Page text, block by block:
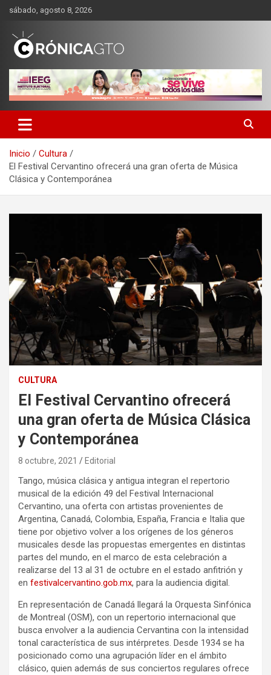
Saltar
contenido
sábado, agosto 8, 2026
CRONICA GUANAJUATO
Inicio
Cultura
El Festival Cervantino ofrecerá una gran oferta de Música
Clásica y Contemporánea
CULTURA
El Festival Cervantino ofrecerá
una gran oferta de Música Clásica
y Contemporánea
8 octubre, 2021 Editorial
Tango, música clásica y antigua integran el repertorio
musical de la edición 49 del Festival Internacional
Cervantino, una oferta con artistas provenientes de
Argentina, Canadá, Colombia, España, Francia e Italia que
tiene por objetivo volver a los orígenes de los géneros
musicales desde las propuestas emergentes en distintas
partes del mundo, en el marco de esta celebración a
realizarse del 13 al 31 de octubre en el estado anfitrión y
en festivalcervantino.gob.mx, para la audiencia digital.
En representación de Canadá llegará la Orquesta Sinfónica
de Montreal (OSM), con un repertorio internacional que
busca envolver a la audiencia Cervantina con la intensidad
tonal característica de sus intérpretes. Desde 1934 se ha
posicionado como una agrupación líder en el ámbito
clásico, quien además de sus conciertos regulares ofrece